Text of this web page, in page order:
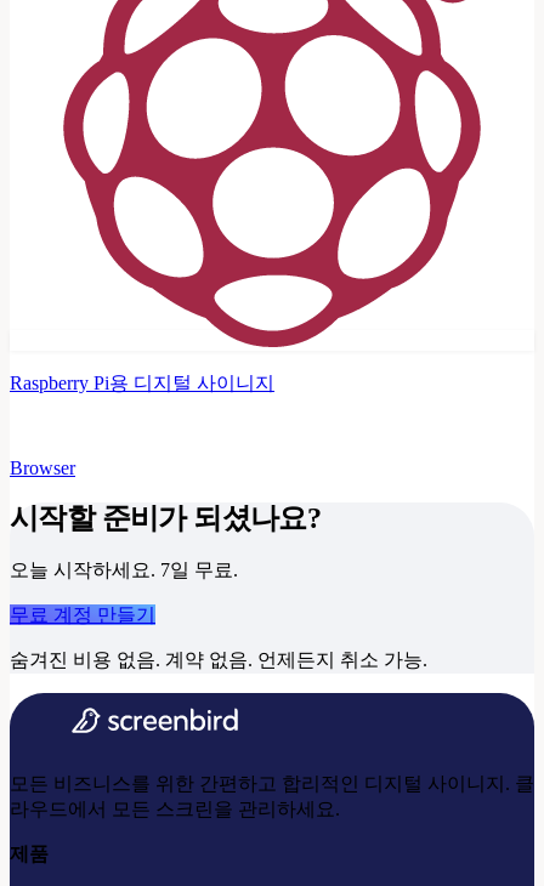
Raspberry Pi용 디지털 사이니지
Browser
시작할 준비가 되셨나요?
오늘 시작하세요. 7일 무료.
무료 계정 만들기
숨겨진 비용 없음. 계약 없음. 언제든지 취소 가능.
모든 비즈니스를 위한 간편하고 합리적인 디지털 사이니지. 클
라우드에서 모든 스크린을 관리하세요.
제품